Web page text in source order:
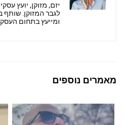
יזם, מזוקן, יועץ
לגבר המזוקן.
ומייעץ בתחום
מאמרים נוספים